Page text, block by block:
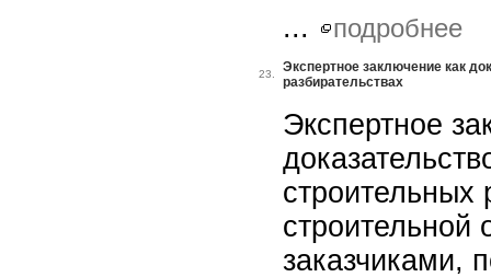
...
подробнее
23.
Экспертное заключение как
разбирательствах
Экспертное
строительных
строительной
заказчиками,